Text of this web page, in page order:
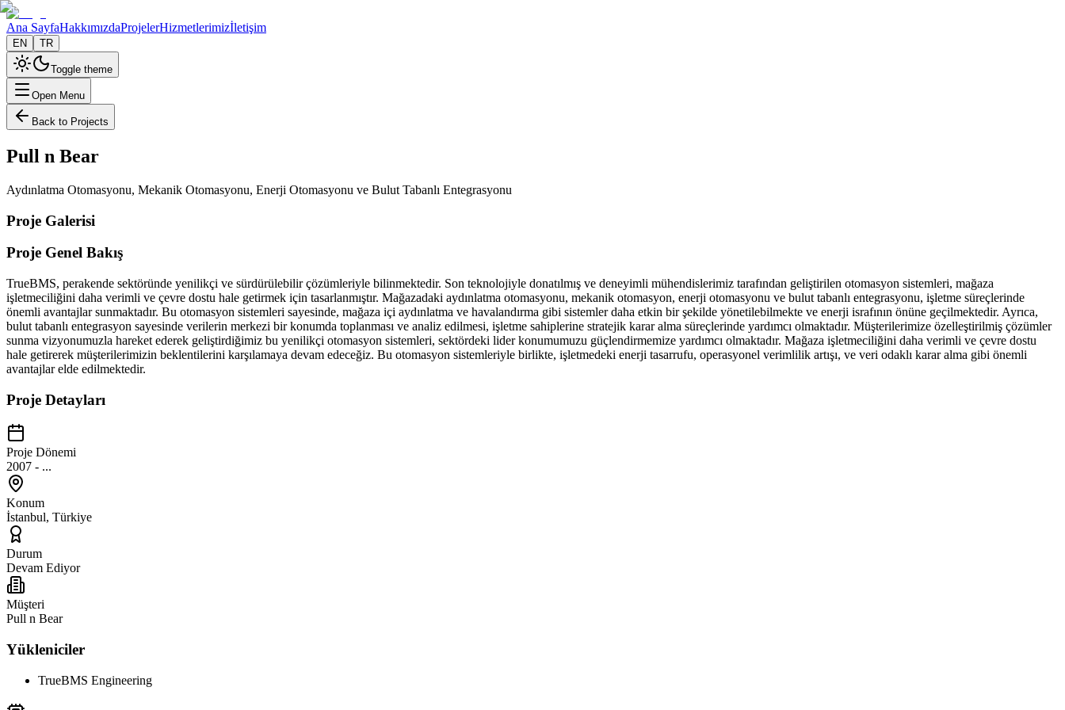
Ana SayfaHakkımızdaProjelerHizmetlerimizİletişim
EN TR
Toggle theme
Open Menu
Back to Projects
Pull n Bear
Aydınlatma Otomasyonu, Mekanik Otomasyonu, Enerji Otomasyonu ve Bulut Tabanlı Entegrasyonu
Proje Galerisi
Proje Genel Bakış
TrueBMS, perakende sektöründe yenilikçi ve sürdürülebilir çözümleriyle bilinmektedir. Son teknolojiyle donatılmış ve deneyimli mühendislerimiz tarafından geliştirilen otomasyon sistemleri, mağaza
işletmeciliğini daha verimli ve çevre dostu hale getirmek için tasarlanmıştır. Mağazadaki aydınlatma otomasyonu, mekanik otomasyon, enerji otomasyonu ve bulut tabanlı entegrasyonu, işletme süreçlerinde
önemli avantajlar sunmaktadır. Bu otomasyon sistemleri sayesinde, mağaza içi aydınlatma ve havalandırma gibi sistemler daha etkin bir şekilde yönetilebilmekte ve enerji israfının önüne geçilmektedir. Ayrıca,
bulut tabanlı entegrasyon sayesinde verilerin merkezi bir konumda toplanması ve analiz edilmesi, işletme sahiplerine stratejik karar alma süreçlerinde yardımcı olmaktadır. Müşterilerimize özelleştirilmiş çözümler
sunma vizyonumuzla hareket ederek geliştirdiğimiz bu yenilikçi otomasyon sistemleri, sektördeki lider konumumuzu güçlendirmemize yardımcı olmaktadır. Mağaza işletmeciliğini daha verimli ve çevre dostu
hale getirerek müşterilerimizin beklentilerini karşılamaya devam edeceğiz. Bu otomasyon sistemleriyle birlikte, işletmedeki enerji tasarrufu, operasyonel verimlilik artışı, ve veri odaklı karar alma gibi önemli
avantajlar elde edilmektedir.
Proje Detayları
Proje Dönemi
2007 - ...
Konum
İstanbul, Türkiye
Durum
Devam Ediyor
Müşteri
Pull n Bear
Yükleniciler
TrueBMS Engineering